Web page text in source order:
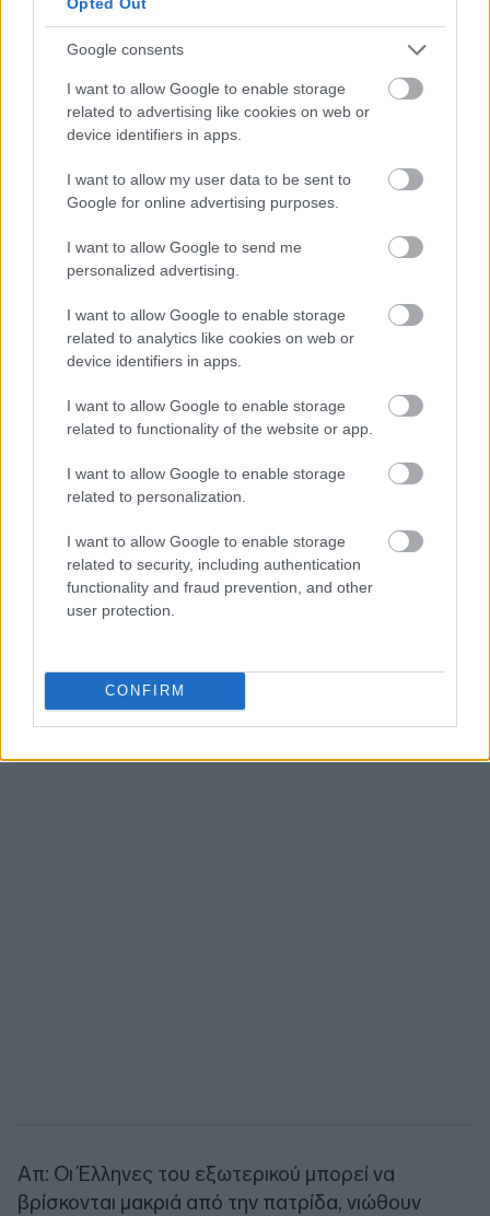
Google consents
I want to allow Google to enable storage
related to advertising like cookies on web or
device identifiers in apps.
I want to allow my user data to be sent to
Google for online advertising purposes.
I want to allow Google to send me
personalized advertising.
I want to allow Google to enable storage
related to analytics like cookies on web or
device identifiers in apps.
I want to allow Google to enable storage
related to functionality of the website or app.
I want to allow Google to enable storage
related to personalization.
I want to allow Google to enable storage
related to security, including authentication
functionality and fraud prevention, and other
user protection.
CONFIRM
μετάβαση;
Απ: Η ψηφιακή μετάβαση δεν σημαίνει κατάργηση
της ανθρώπινης επαφής. Τα προξενεία
παραμένουν δίπλα στους πολίτες και οι
των μεγαλύτερων ηλικιών αλλά και των πιο νέων
με περιορισμένη επάρκεια στη ψηφιακή
τεχνολογία. Η πρόοδος και η συμβολή τής
τεχνολογία είναι εργαλείο, όχι εμπόδιο. Κανείς δεν
πρέπει να μένει πίσω.
Ερ: Πώς βλέπετε τη σχέση των νέων Ελλήνων
του εξωτερικού, με την Ελλάδα; Νιώθουν
συχνά αποκομμένοι; Και πώς αλλάζει αυτό;
Απ: Οι Έλληνες του εξωτερικού μπορεί να
βρίσκονται μακριά από την πατρίδα, νιώθουν